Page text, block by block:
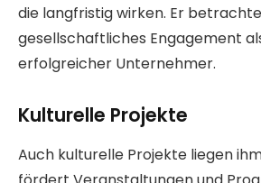
die langfristig wirken. Er
gesellschaftliches Engagement
erfolgreicher Unternehmer.
Kulturelle Projekte
Auch kulturelle Projekte liegen